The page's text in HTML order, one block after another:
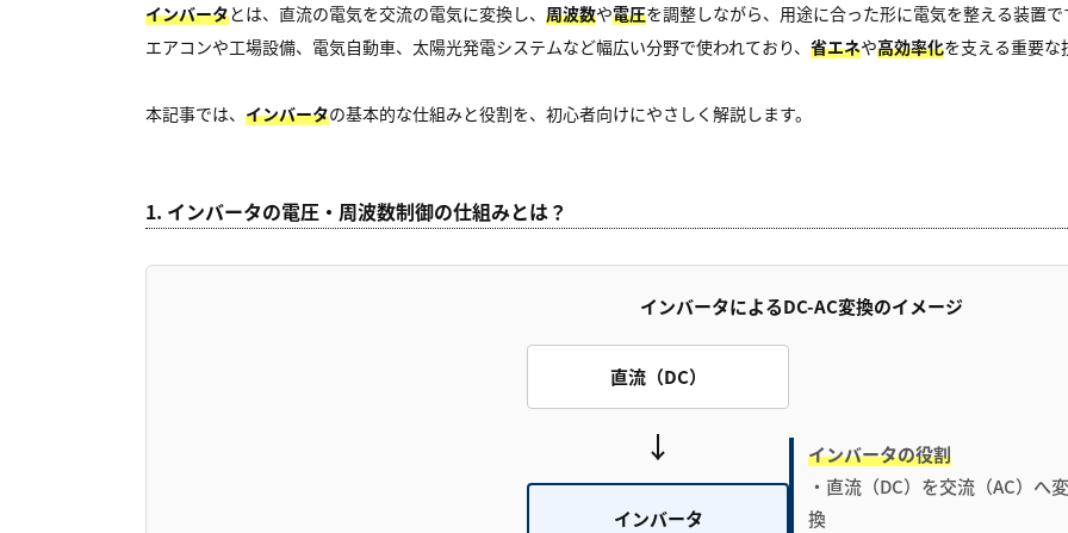
インバータとは、直流の電気を交流の電気に変換し、 周波数や電圧を調整しながら、用途に合った形に電気を整える装置で
エアコンや工場設備、電気自動車、太陽光発電システムなど幅広い分野で使われており、 省エネや高効率化を支える重要な
本記事では、 インバータの基本的な仕組みと役割を、初心者向けにやさしく解説します。
1. インバータの電圧・周波数制御の仕組みとは？
インバータによるDC-AC変換のイメージ
直流（DC）
↓
インバータ
インバータの役割
・直流（DC）を交流（AC）へ変
換